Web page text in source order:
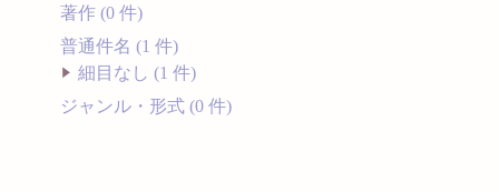
著作 (0 件)
普通件名 (1 件)
細目なし (1 件)
ジャンル・形式 (0 件)